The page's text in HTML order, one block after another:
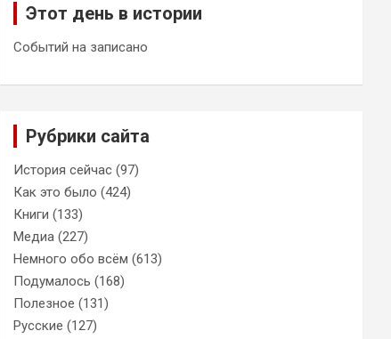
Этот день в истории
Событий на записано
Рубрики сайта
История сейчас (97)
Как это было (424)
Книги (133)
Медиа (227)
Немного обо всём (613)
Подумалось (168)
Полезное (131)
Русские (127)